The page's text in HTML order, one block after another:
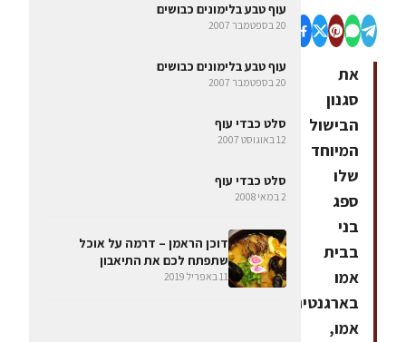
את
סגנון
הבישול
המיוחד
שלו
ספג
בני
בבית
אמו
בארגנטינה.
אמו,
עוף טבע בלימונים כבושים
20 בספטמבר 2007
עוף טבע בלימונים כבושים
20 בספטמבר 2007
סלט כבדי עוף
12 באוגוסט 2007
סלט כבדי עוף
2 במאי 2008
דוכן הראמן – דרמה על אוכל
שתפתח לכם את התיאבון
11 באפריל 2019